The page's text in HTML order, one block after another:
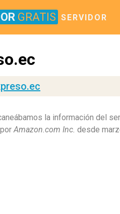
GRATIS SERVIDOR
la información del
porAmazon.com Inc. desde